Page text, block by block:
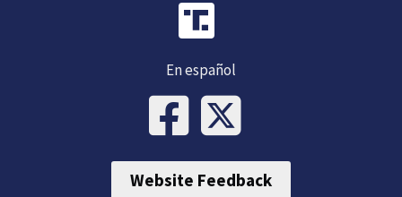
En español
Website Feedback